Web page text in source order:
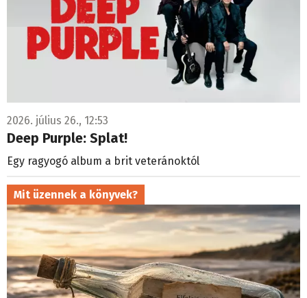
2026. július 26., 12:53
Deep Purple: Splat!
Egy ragyogó album a brit veteránoktól
Mit üzennek a könyvek?